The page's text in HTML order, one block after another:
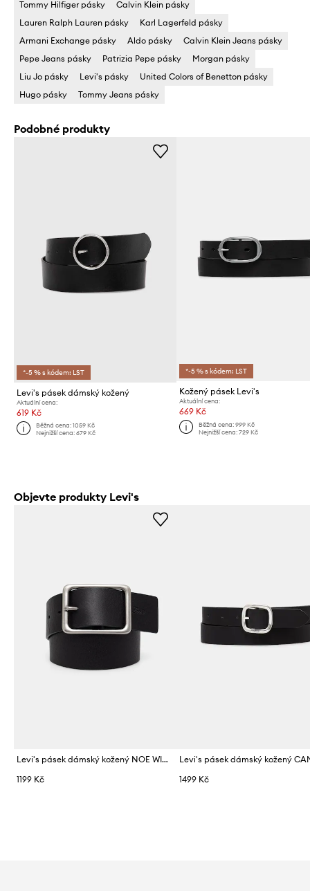
Tommy Hilfiger pásky
Calvin Klein pásky
Lauren Ralph Lauren pásky
Karl Lagerfeld pásky
Armani Exchange pásky
Aldo pásky
Calvin Klein Jeans pásky
Pepe Jeans pásky
Patrizia Pepe pásky
Morgan pásky
Liu Jo pásky
Levi's pásky
United Colors of Benetton pásky
Hugo pásky
Tommy Jeans pásky
Podobné produkty
*-5 % s kódem: LST
Levi's pásek dámský kožený
Aktuální cena:
619 Kč
Běžná cena:1059 Kč
Nejnižší cena:679 Kč
*-5 % s kódem: LST
Kožený pásek Levi's
Aktuální cena:
669 Kč
Běžná cena: 999 Kč
Nejnižší cena: 729 Kč
Objevte produkty Levi's
Levi's pásek dámský kožený NOE WIDE
1199 Kč
1499 Kč